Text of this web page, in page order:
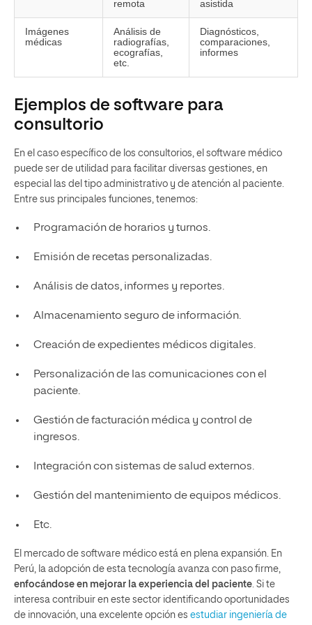
remota
asistida
Imágenes
médicas
Análisis de
radiografías,
ecografías,
etc.
Diagnósticos,
comparaciones,
informes
Ejemplos de software para
consultorio
En el caso específico de los consultorios, el software médico
puede ser de utilidad para facilitar diversas gestiones, en
especial las del tipo administrativo y de atención al paciente.
Entre sus principales funciones, tenemos:
Programación de horarios y turnos.
Emisión de recetas personalizadas.
Análisis de datos, informes y reportes.
Almacenamiento seguro de información.
Creación de expedientes médicos digitales.
Personalización de las comunicaciones con el
paciente.
Gestión de facturación médica y control de
ingresos.
Integración con sistemas de salud externos.
Gestión del mantenimiento de equipos médicos.
Etc.
El mercado de software médico está en plena expansión. En
Perú, la adopción de esta tecnología avanza con paso firme,
enfocándose en mejorar la experiencia del paciente. Si te
interesa contribuir en este sector identificando oportunidades
de innovación, una excelente opción es estudiar ingeniería de